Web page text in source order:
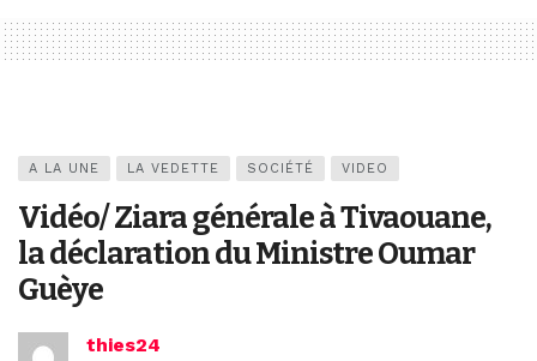
A LA UNE LA VEDETTE SOCIÉTÉ VIDEO
Vidéo/ Ziara générale à Tivaouane,
la déclaration du Ministre Oumar
Guèye
thies24